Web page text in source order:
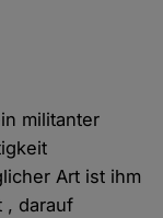
militanter
Art ist ihm
, darauf